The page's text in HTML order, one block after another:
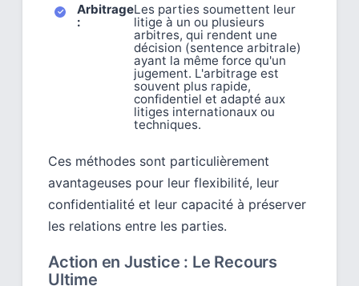
Arbitrage
:
Les parties soumettent leur
litige à un ou plusieurs
arbitres, qui rendent une
décision (sentence arbitrale)
ayant la même force qu'un
jugement. L'arbitrage est
souvent plus rapide,
confidentiel et adapté aux
litiges internationaux ou
techniques.
Ces méthodes sont particulièrement
avantageuses pour leur flexibilité, leur
confidentialité et leur capacité à préserver
les relations entre les parties.
Action en Justice : Le Recours
Ultime